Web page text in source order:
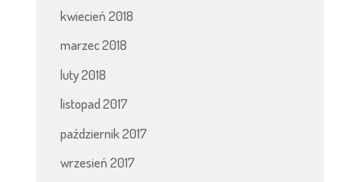
kwiecień 2018
marzec 2018
luty 2018
listopad 2017
październik 2017
wrzesień 2017